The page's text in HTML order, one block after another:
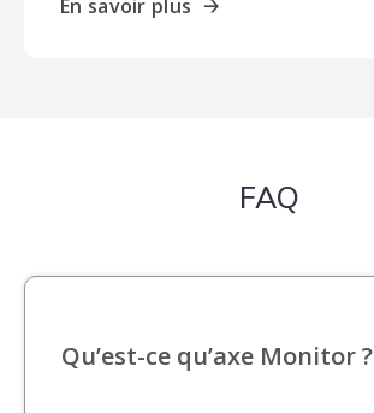
En savoir plus 🡢
FAQ
Qu’est-ce qu’axe Monitor ?